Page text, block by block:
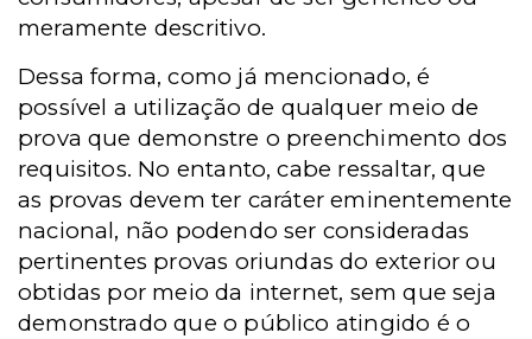
meramente descritivo.
Dessa forma, como já mencionado, é
possível a utilização de qualquer meio de
prova que demonstre o preenchimento dos
requisitos. No entanto, cabe ressaltar, que
as provas devem ter caráter eminentemente
nacional, não podendo ser consideradas
pertinentes provas oriundas do exterior ou
obtidas por meio da internet, sem que seja
demonstrado que o público atingido é o